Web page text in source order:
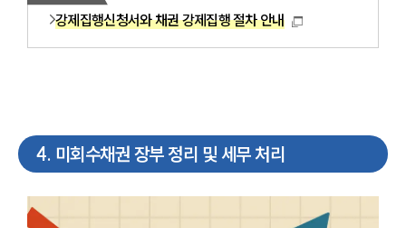
강제집행신청서와 채권 강제집행 절차 안내
4. 미회수채권 장부 정리 및 세무 처리